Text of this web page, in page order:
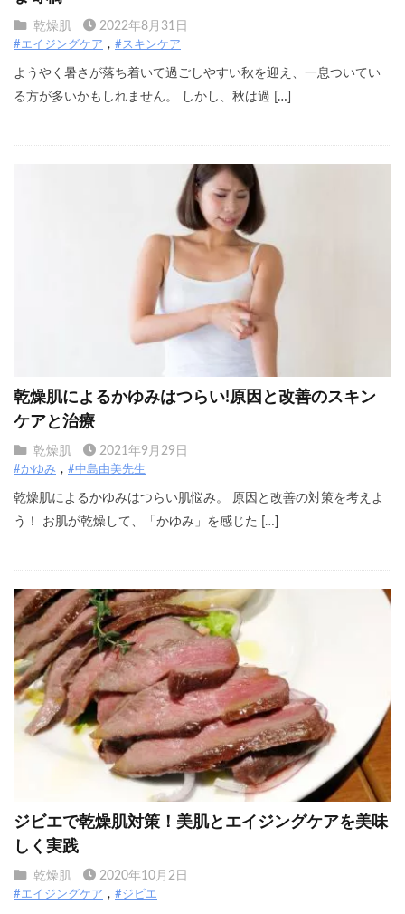
乾燥肌 2022年8月31日
#エイジングケア #スキンケア
ようやく暑さが落ち着いて過ごしやすい秋を迎え、一息ついてい
る方が多いかもしれません。 しかし、秋は過 […]
乾燥肌によるかゆみはつらい!原因と改善のスキン
ケアと治療
乾燥肌 2021年9月29日
#かゆみ #中島由美先生
乾燥肌によるかゆみはつらい肌悩み。 原因と改善の対策を考えよ
う！ お肌が乾燥して、「かゆみ」を感じた […]
ジビエで乾燥肌対策！美肌とエイジングケアを美味
しく実践
乾燥肌 2020年10月2日
#エイジングケア #ジビエ